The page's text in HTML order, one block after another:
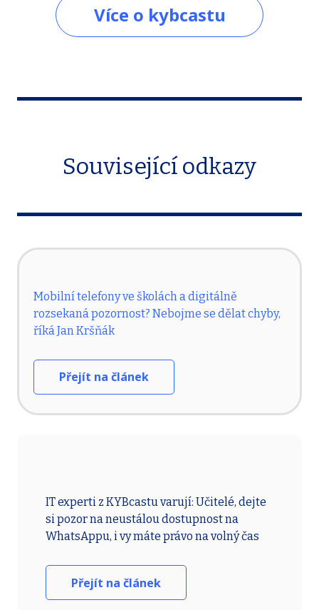
Více o kybcastu
Související odkazy
Mobilní telefony ve školách a digitálně
rozsekaná pozornost? Nebojme se dělat chyby,
říká Jan Kršňák
Přejít na článek
IT experti z KYBcastu varují: Učitelé, dejte
si pozor na neustálou dostupnost na
WhatsAppu, i vy máte právo na volný čas
Přejít na článek